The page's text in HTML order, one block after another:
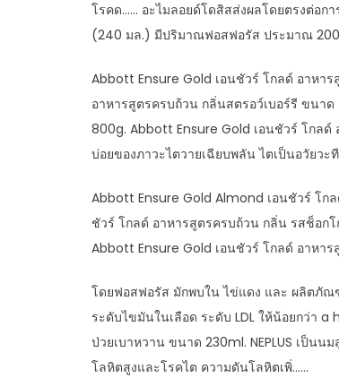
โรคด…… อะไมลอยด์โดสิสส่งผลโดยตรงต่อ
(240 มล.) มีปริมาณฟอสฟอรัส ประมาณ
Abbott Ensure Gold เอนชัวร์ โกลด์ อาห
อาหารสูตรครบถ้วน กลิ่นสตรอว์เบอร์รี ขนา
800g. Abbott Ensure Gold เอนชัวร์ โกล
บ่อยของภาวะไตวายเฉียบพลัน ไตเป็นอวัยว
Abbott Ensure Gold Almond เอนชัวร์ โ
ชัวร์ โกลด์ อาหารสูตรครบถ้วน กลิ่น รสช็อ
Abbott Ensure Gold เอนชัวร์ โกลด์ อาหา
โดยฟอสฟอรัส มักพบใน ไข่แดง และ ผลิตภั
ระดับไขมันในเลือด ระดับ LDL ให้น้อยกว่า
ป่วยเบาหวาน ขนาด 230ml. NEPLUS เป็น
โลหิตสูงและโรคไต ความดันโลหิตเพิ่……